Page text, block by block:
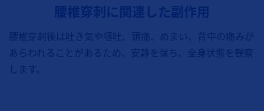
腰椎穿刺に関連した副作用
腰椎穿刺後は吐き気や嘔吐、頭痛、めまい、背中の痛みが
あらわれることがあるため、安静を保ち、全身状態を観察
します。